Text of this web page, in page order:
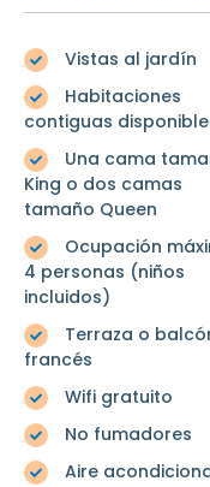
Vistas al jardín
Habitaciones
contiguas
Una cama
King o dos camas
tamaño Queen
Ocupación
4 personas (niños
incluidos)
Terraza o
francés
Wifi gratuito
No fumadores
Aire